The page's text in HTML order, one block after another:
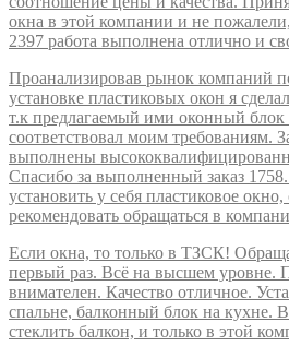
окна в этой компании и не
2397 работа выполнена отлично и
Проанализировав рынок компаний
установке пластиковых окон я
т.к предлагаемый ими оконный
соответствовал моим требованиям.
выполнены
Спасибо за выполненный заказ
установить у себя пластиковое окно,
рекомендовать обращаться в
Если окна, то только в ТЗСК!
первый раз. Всё на высшем уровне.
внимателен. Качество отличное.
спальне, балконный блок на кухне.
стеклить балкон, и только в этой